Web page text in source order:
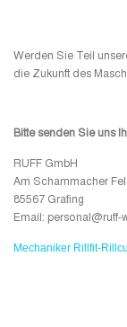
Werden Sie Teil
die Zukunft des
Bitte senden Sie uns
RUFF GmbH
Am Schammacher
85567 Grafing
Email:
Mechaniker Rillfit-